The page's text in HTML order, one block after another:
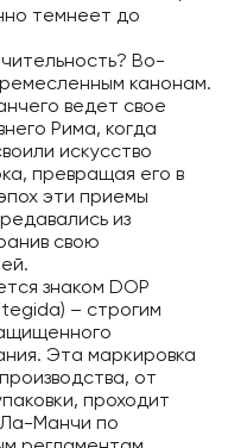
темнеет до
Во-
канонам.
ведет свое
Рима, когда
искусство
превращая его в
эти приемы
из
свою
знаком DOP
– строгим
Эта маркировка
от
проходит
Манчи по